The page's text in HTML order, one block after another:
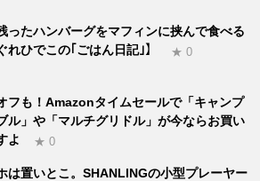
ったハンバーグをマフィンに挟んで食べる
れひでこの｢ごはん日記｣】
★ 0
フも！Amazonタイムセールで「キャンプ
ル」や「マルチグリドル」が今ならお買い
よ
★ 0
は置いとこ。SHANLINGの小型プレーヤー